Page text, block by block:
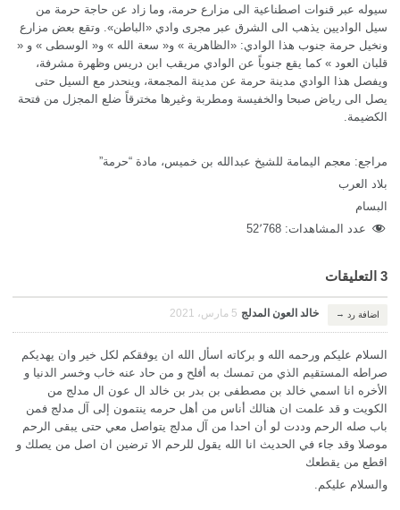
سيوله عبر قنوات اصطناعية الى مزارع حرمة، وما زاد عن حاجة حرمة من
سيل الواديين يذهب الى الشرق عبر مجرى وادي «الباطن». وتقع بعض مزارع
ونخيل حرمة جنوب هذا الوادي: «الظاهرية » و« سعة الله » و« الوسطى » و «
قلبان العود » كما يقع جنوباً عن الوادي مريقب ابن دريس وظهرة مشرفة،
ويفصل هذا الوادي مدينة حرمة عن مدينة المجمعة، وينحدر مع السيل حتى
يصل الى رياض صبحا والخفيسة ومطربة وغيرها مخترقاً ضلع المجزل من فتحة
الكضيمة.
مراجع: معجم اليمامة للشيخ عبدالله بن خميس، مادة “حرمة”
بلاد العرب
البسام
عدد المشاهدات: 52٬768
3 التعليقات
خالد العون المدلج 5 مارس، 2021 اضافة رد →
السلام عليكم ورحمه الله و بركاته اسأل الله ان يوفقكم لكل خير وان يهديكم
صراطه المستقيم الذي من تمسك به أفلح و من حاد عنه خاب وخسر الدنيا و
الأخره انا اسمي خالد بن مصطفى بن بدر بن خالد ال عون ال مدلج من
الكويت و قد علمت ان هنالك أناس من أهل حرمه ينتمون إلى آل مدلج فمن
باب صله الرحم وددت لو أن احدا من آل مدلج يتواصل معي حتى يبقى الرحم
موصلا وقد جاء في الحديث انا الله يقول للرحم الا ترضين ان اصل من يصلك و
اقطع من يقطعك
والسلام عليكم.